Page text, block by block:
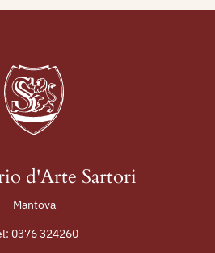
d'Arte Sartori
Mantova
0376 324260